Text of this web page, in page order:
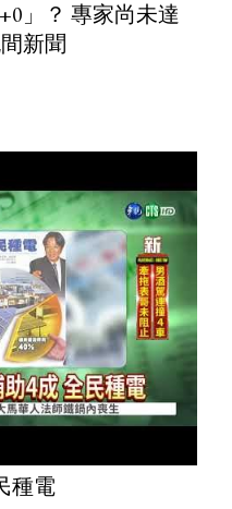
」？ 專家尚未達
新聞
種電